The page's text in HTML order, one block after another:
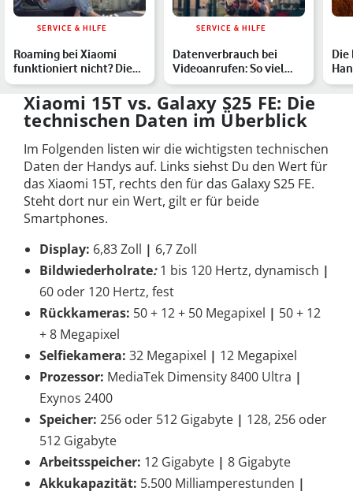
SERVICE & HILFE
Roaming bei Xiaomi
funktioniert nicht? Die
besten Tipps zur Fehle…
SERVICE & HILFE
Datenverbrauch bei
Videoanrufen: So viel
nutzen FaceTime, Zoom,
W…
Die
Xiaomi 15T vs. Galaxy S25 FE: Die
technischen Daten im Überblick
Im Folgenden listen wir die wichtigsten technischen
Daten der Handys auf. Links siehst Du den Wert für
das Xiaomi 15T, rechts den für das Galaxy S25 FE.
Steht dort nur ein Wert, gilt er für beide
Smartphones.
Display: 6,83 Zoll | 6,7 Zoll
Bildwiederholrate:1 bis 120 Hertz, dynamisch |
60 oder 120 Hertz, fest
Rückkameras: 50 + 12 + 50 Megapixel | 50 + 12
+ 8 Megapixel
Selfiekamera: 32 Megapixel | 12 Megapixel
Prozessor: MediaTek Dimensity 8400 Ultra |
Exynos 2400
Speicher: 256 oder 512 Gigabyte | 128, 256 oder
512 Gigabyte
Arbeitsspeicher: 12 Gigabyte | 8 Gigabyte
Akkukapazität: 5.500 Milliamperestunden |